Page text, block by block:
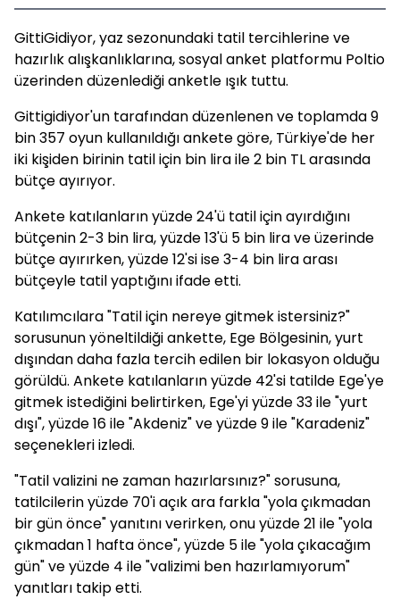
GittiGidiyor, yaz sezonundaki tatil tercihlerine ve
hazırlık alışkanlıklarına, sosyal anket platformu Poltio
üzerinden düzenlediği anketle ışık tuttu.
Gittigidiyor'un tarafından düzenlenen ve toplamda 9
bin 357 oyun kullanıldığı ankete göre, Türkiye'de her
iki kişiden birinin tatil için bin lira ile 2 bin TL arasında
bütçe ayırıyor.
Ankete katılanların yüzde 24'ü tatil için ayırdığını
bütçenin 2-3 bin lira, yüzde 13'ü 5 bin lira ve üzerinde
bütçe ayırırken, yüzde 12'si ise 3-4 bin lira arası
bütçeyle tatil yaptığını ifade etti.
Katılımcılara "Tatil için nereye gitmek istersiniz?"
sorusunun yöneltildiği ankette, Ege Bölgesinin, yurt
dışından daha fazla tercih edilen bir lokasyon olduğu
görüldü. Ankete katılanların yüzde 42'si tatilde Ege'ye
gitmek istediğini belirtirken, Ege'yi yüzde 33 ile "yurt
dışı", yüzde 16 ile "Akdeniz" ve yüzde 9 ile "Karadeniz"
seçenekleri izledi.
"Tatil valizini ne zaman hazırlarsınız?" sorusuna,
tatilcilerin yüzde 70'i açık ara farkla "yola çıkmadan
bir gün önce" yanıtını verirken, onu yüzde 21 ile "yola
çıkmadan 1 hafta önce", yüzde 5 ile "yola çıkacağım
gün" ve yüzde 4 ile "valizimi ben hazırlamıyorum"
yanıtları takip etti.